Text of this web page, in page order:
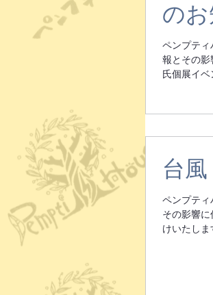
の
ペンプティ
報とその影
氏個展イベ
台
ペンプティ
その影響
けいたしま